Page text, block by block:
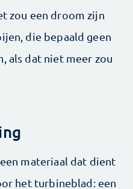
zou een droom zijn
die bepaald geen
als dat niet meer zou
materiaal dat dient
het turbineblad: een